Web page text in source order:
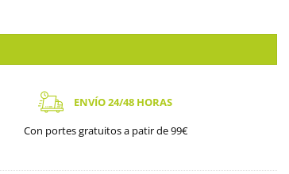
ENVÍO 24/48 HORAS
Con portes gratuitos a patir de 99€